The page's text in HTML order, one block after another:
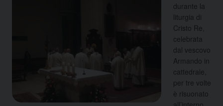
durante la
liturgia di
Cristo Re,
celebrata
dal vescovo
Armando in
cattedrale,
per tre volte
è risuonato